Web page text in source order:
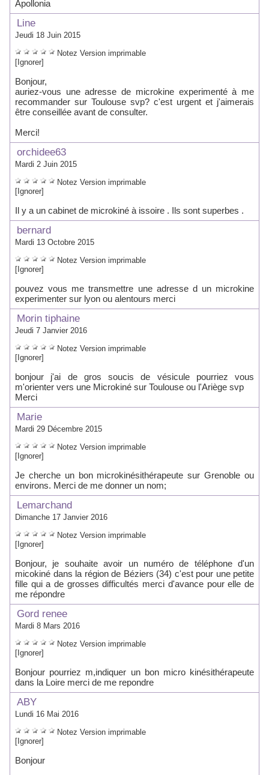
Apollonia
Line
Jeudi 18 Juin 2015
Notez Version imprimable
[Ignorer]
Bonjour,
auriez-vous une adresse de microkine experimenté à me
recommander sur Toulouse svp? c'est urgent et j'aimerais
être conseillée avant de consulter.
Merci!
orchidee63
Mardi 2 Juin 2015
Notez Version imprimable
[Ignorer]
Il y a un cabinet de microkiné à issoire . Ils sont superbes .
bernard
Mardi 13 Octobre 2015
Notez Version imprimable
[Ignorer]
pouvez vous me transmettre une adresse d un microkine
experimenter sur lyon ou alentours merci
Morin tiphaine
Jeudi 7 Janvier 2016
Notez Version imprimable
[Ignorer]
bonjour j'ai de gros soucis de vésicule pourriez vous
m'orienter vers une Microkiné sur Toulouse ou l'Ariège svp
Merci
Marie
Mardi 29 Décembre 2015
Notez Version imprimable
[Ignorer]
Je cherche un bon microkinésithérapeute sur Grenoble ou
environs. Merci de me donner un nom;
Lemarchand
Dimanche 17 Janvier 2016
Notez Version imprimable
[Ignorer]
Bonjour, je souhaite avoir un numéro de téléphone d'un
micokiné dans la région de Béziers (34) c'est pour une petite
fille qui a de grosses difficultés merci d'avance pour elle de
me répondre
Gord renee
Mardi 8 Mars 2016
Notez Version imprimable
[Ignorer]
Bonjour pourriez m,indiquer un bon micro kinésithérapeute
dans la Loire merci de me repondre
ABY
Lundi 16 Mai 2016
Notez Version imprimable
[Ignorer]
Bonjour